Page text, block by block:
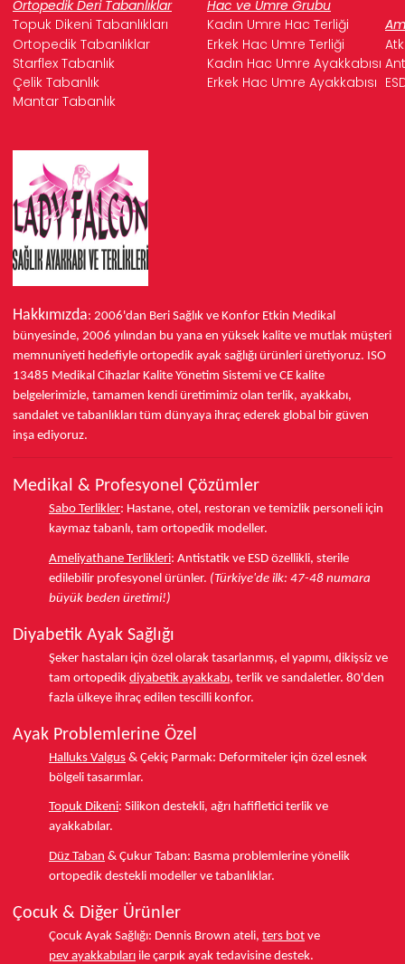
Ortopedik Deri Tabanlıklar
Hac ve Umre Grubu
Topuk Dikeni Tabanlıkları
Kadın Umre Hac Terliği
Ortopedik Tabanlıklar
Erkek Hac Umre Terliği
Starflex Tabanlık
Kadın Hac Umre Ayakkabısı
Çelik Tabanlık
Erkek Hac Umre Ayakkabısı
Mantar Tabanlık
Hakkımızda: 2006'dan Beri Sağlık ve Konfor Etkin Medikal
bünyesinde, 2006 yılından bu yana en yüksek kalite ve mutlak müşteri
memnuniyeti hedefiyle ortopedik ayak sağlığı ürünleri üretiyoruz. ISO
13485 Medikal Cihazlar Kalite Yönetim Sistemi ve CE kalite
belgelerimizle, tamamen kendi üretimimiz olan terlik, ayakkabı,
sandalet ve tabanlıkları tüm dünyaya ihraç ederek global bir güven
inşa ediyoruz.
Medikal & Profesyonel Çözümler
Sabo Terlikler: Hastane, otel, restoran ve temizlik personeli için
kaymaz tabanlı, tam ortopedik modeller.
Ameliyathane Terlikleri: Antistatik ve ESD özellikli, sterile
edilebilir profesyonel ürünler. (Türkiye'de ilk: 47-48 numara
büyük beden üretimi!)
Diyabetik Ayak Sağlığı
Şeker hastaları için özel olarak tasarlanmış, el yapımı, dikişsiz ve
tam ortopedik diyabetik ayakkabı, terlik ve sandaletler. 80'den
fazla ülkeye ihraç edilen tescilli konfor.
Ayak Problemlerine Özel
Halluks Valgus & Çekiç Parmak: Deformiteler için özel esnek
bölgeli tasarımlar.
Topuk Dikeni: Silikon destekli, ağrı hafifletici terlik ve
ayakkabılar.
Düz Taban & Çukur Taban: Basma problemlerine yönelik
ortopedik destekli modeller ve tabanlıklar.
Çocuk & Diğer Ürünler
Çocuk Ayak Sağlığı: Dennis Brown ateli, ters bot ve
pev ayakkabıları ile çarpık ayak tedavisine destek.